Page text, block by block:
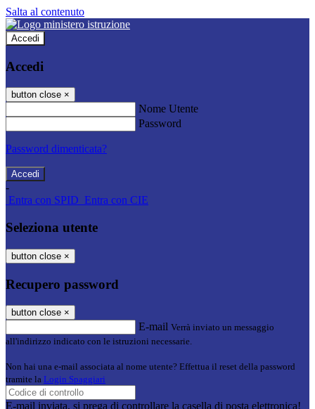
Salta al contenuto
Accedi
Accedi
button close ×
Nome Utente
Password
Password dimenticata?
-
Entra con SPID Entra con CIE
Seleziona utente
button close ×
Recupero password
button close ×
E-mail Verrà inviato un messaggio
all'indirizzo indicato con le istruzioni necessarie.
Non hai una e-mail associata al nome utente? Effettua il reset della password
tramite la Login Spaggiari
E-mail inviata, si prega di controllare la casella di posta elettronica!